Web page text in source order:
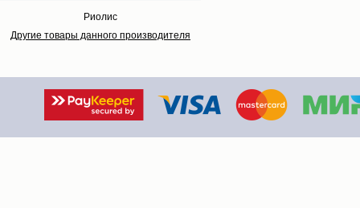
Риолис
Другие товары данного производителя